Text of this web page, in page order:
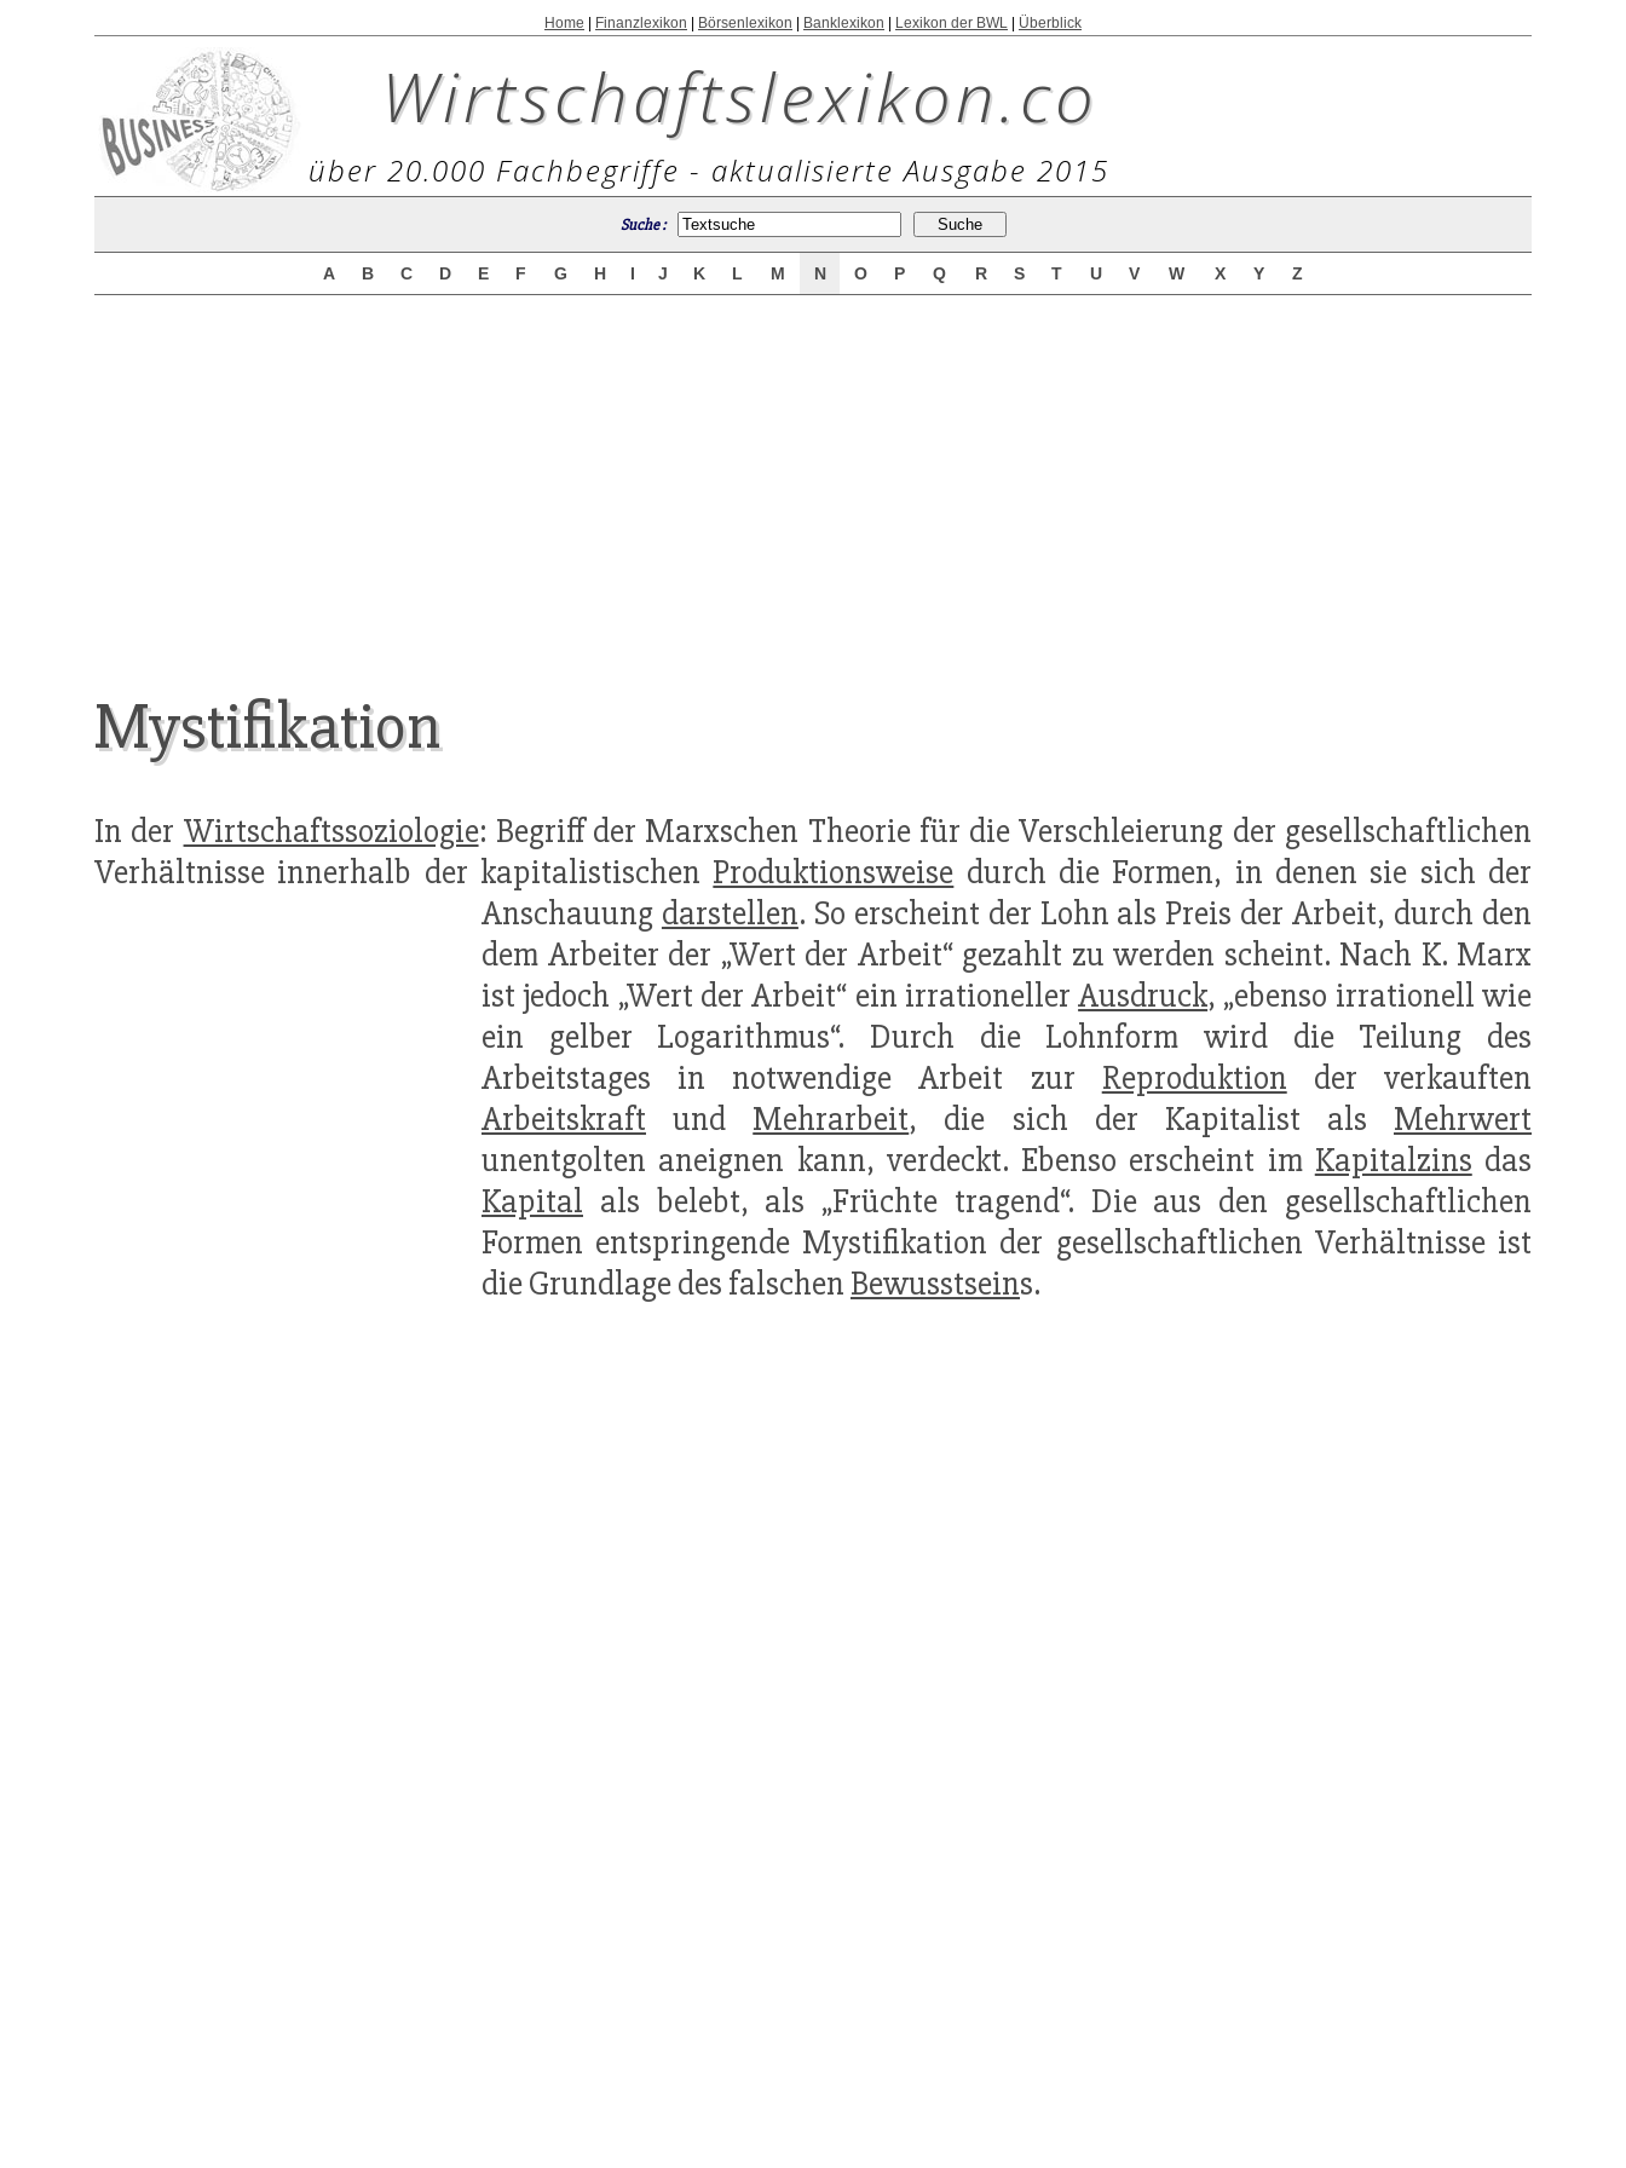
Home Finanzlexikon Börsenlexikon Banklexikon Lexikon der BWL Überblick
Wirtschaftslexikon.co
über 20.000 Fachbegriffe - aktualisierte Ausgabe 2015
Suche :
A B C D E F G H I J K L M N O P Q R S T U V W X Y Z
Mystifikation
In der Wirtschaftssoziologie: Begriff der Marxschen Theorie für die Verschleierung der gesellschaftlichen
Verhältnisse innerhalb der kapitalistischen Produktionsweise durch die Formen, in denen sie sich der
Anschauung darstellen. So erscheint der Lohn als Preis der Arbeit, durch den
dem Arbeiter der „Wert der Arbeit“ gezahlt zu werden scheint. Nach K. Marx
ist jedoch „Wert der Arbeit“ ein irrationellerAusdruck, „ebenso irrationell wie
ein gelber Logarithmus“. Durch die Lohnform wird die Teilung des
Arbeitstages in notwendige Arbeit zur Reproduktion der verkauften
Arbeitskraft und Mehrarbeit, die sich der Kapitalist als Mehrwert
unentgolten aneignen kann, verdeckt. Ebenso erscheint im Kapitalzins das
Kapital als belebt, als „Früchte tragend“. Die aus den gesellschaftlichen
Formen entspringende Mystifikation der gesellschaftlichen Verhältnisse ist
die Grundlage des falschen Bewusstseins.